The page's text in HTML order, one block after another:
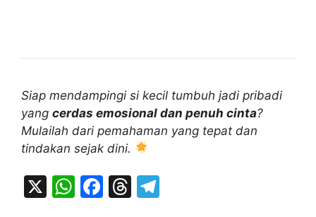
Siap mendampingi si kecil tumbuh jadi pribadi
yang cerdas emosional dan penuh cinta?
Mulailah dari pemahaman yang tepat dan
tindakan sejak dini.
X
W F
T